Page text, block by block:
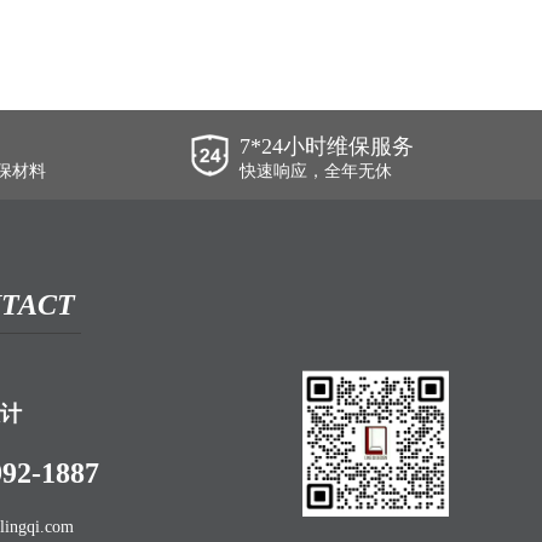
材料
7*24小时维保服务
快速响应，全年无休
1887